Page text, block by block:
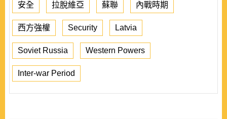
安全 拉脫維亞 蘇聯 內戰時期
西方強權 Security Latvia
Soviet Russia Western Powers
Inter-war Period